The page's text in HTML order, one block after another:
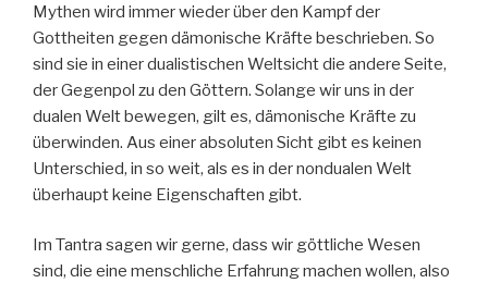
Mythen wird immer wieder über den Kampf der
Gottheiten gegen dämonische Kräfte beschrieben. So
sind sie in einer dualistischen Weltsicht die andere Seite,
der Gegenpol zu den Göttern. Solange wir uns in der
dualen Welt bewegen, gilt es, dämonische Kräfte zu
überwinden. Aus einer absoluten Sicht gibt es keinen
Unterschied, in so weit, als es in der nondualen Welt
überhaupt keine Eigenschaften gibt.
Im Tantra sagen wir gerne, dass wir göttliche Wesen
sind, die eine menschliche Erfahrung machen wollen, also